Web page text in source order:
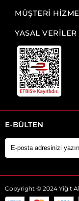
MÜŞTERİ
YASAL VERİLER
E-BÜLTEN
Copyright © 2024 Yiğit